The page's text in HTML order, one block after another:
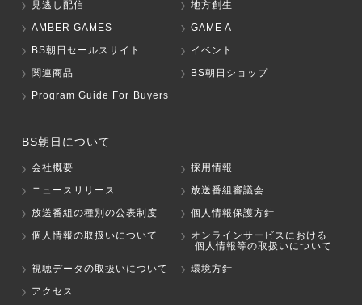
見逃し配信
地方創生
AMBER GAMES
GAME A
BS朝日セールスサイト
イベント
関連商品
BS朝日ショップ
Program Guide For Buyers
BS朝日について
会社概要
採用情報
ニュースリリース
放送番組審議会
放送番組の種別の公表制度
個人情報保護方針
個人情報の取扱いについて
オンラインサービスにおける
個人情報等の取扱いについて
視聴データの取扱いについて
環境方針
アクセス